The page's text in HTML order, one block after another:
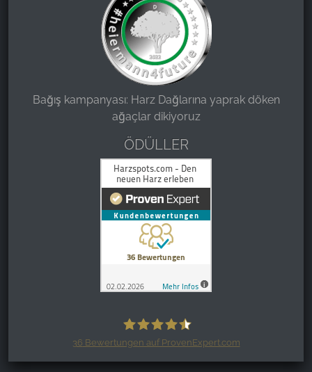
Bağış kampanyası: Harz Dağlarına yaprak döken
ağaçlar dikiyoruz
ÖDÜLLER
Harzspots.com - Den neuen Harz
36 Bewertungen auf ProvenExpert.com